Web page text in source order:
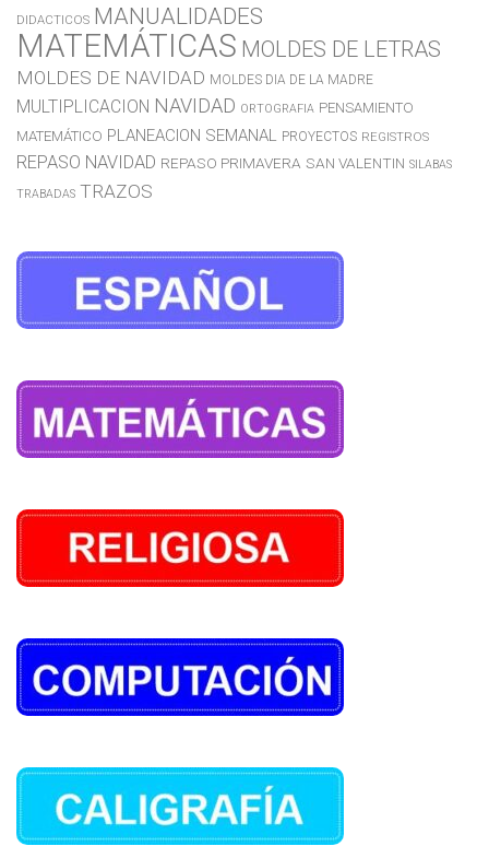
DIDACTICOS MANUALIDADES
MATEMÁTICAS MOLDES DE LETRAS
MOLDES DE NAVIDAD MOLDES DIA DE LA MADRE
MULTIPLICACION NAVIDAD ORTOGRAFIA PENSAMIENTO
MATEMÁTICO PLANEACION SEMANAL PROYECTOS REGISTROS
REPASO NAVIDAD REPASO PRIMAVERA SAN VALENTIN SILABAS
TRABADAS TRAZOS